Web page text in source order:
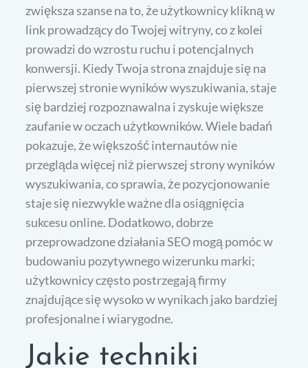
zwiększa szanse na to, że użytkownicy klikną w
link prowadzący do Twojej witryny, co z kolei
prowadzi do wzrostu ruchu i potencjalnych
konwersji. Kiedy Twoja strona znajduje się na
pierwszej stronie wyników wyszukiwania, staje
się bardziej rozpoznawalna i zyskuje większe
zaufanie w oczach użytkowników. Wiele badań
pokazuje, że większość internautów nie
przegląda więcej niż pierwszej strony wyników
wyszukiwania, co sprawia, że pozycjonowanie
staje się niezwykle ważne dla osiągnięcia
sukcesu online. Dodatkowo, dobrze
przeprowadzone działania SEO mogą pomóc w
budowaniu pozytywnego wizerunku marki;
użytkownicy często postrzegają firmy
znajdujące się wysoko w wynikach jako bardziej
profesjonalne i wiarygodne.
Jakie techniki